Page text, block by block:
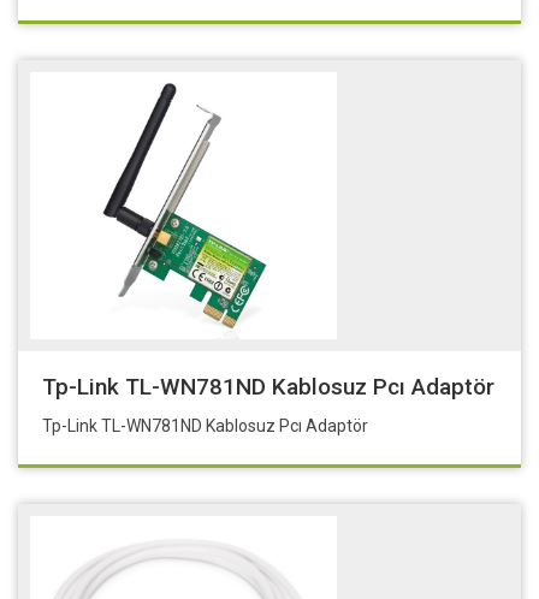
Tp-Link TL-WN781ND Kablosuz Pcı Adaptör
Tp-Link TL-WN781ND Kablosuz Pcı Adaptör